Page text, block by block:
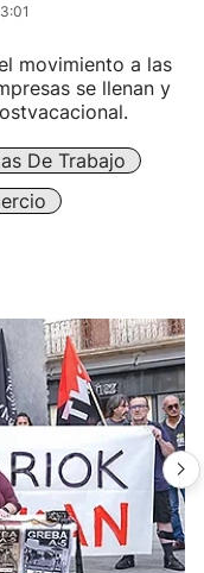
movimiento a las
se llenan y
De Trabajo